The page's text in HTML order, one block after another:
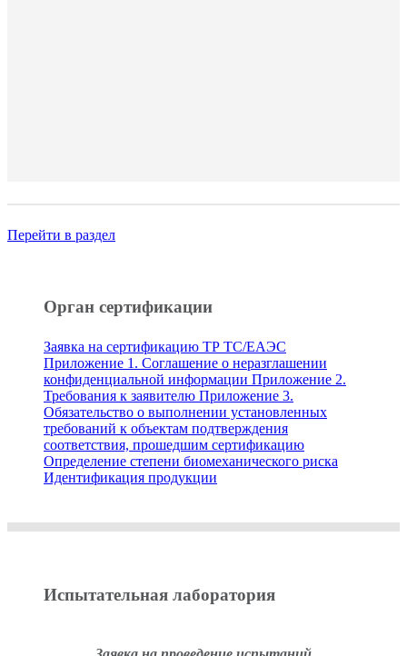
Перейти в раздел
Орган сертификации
Заявка на сертификацию ТР ТС/ЕАЭС
Приложение 1. Соглашение о неразглашении
конфиденциальной информации Приложение 2.
Требования к заявителю Приложение 3.
Обязательство о выполнении установленных
требований к объектам подтверждения
соответствия, прошедшим сертификацию
Определение степени биомеханического риска
Идентификация продукции
Испытательная лаборатория